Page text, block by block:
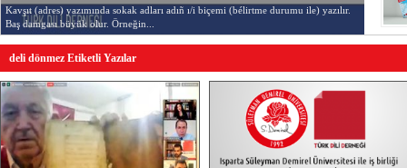
Kavşıt (adres) yazımında sokak adları adıñ ı/i biçemi (bélirtme durumu ile) yazılır.
Baş damgası büyük olur. Örneğin...
deli dönmez Etiketli Yazılar